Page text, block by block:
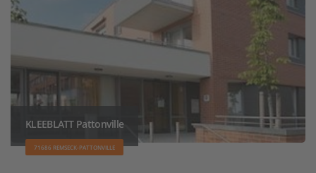
KLEEBLATT Pattonville
71686 REMSECK-PATTONVILLE